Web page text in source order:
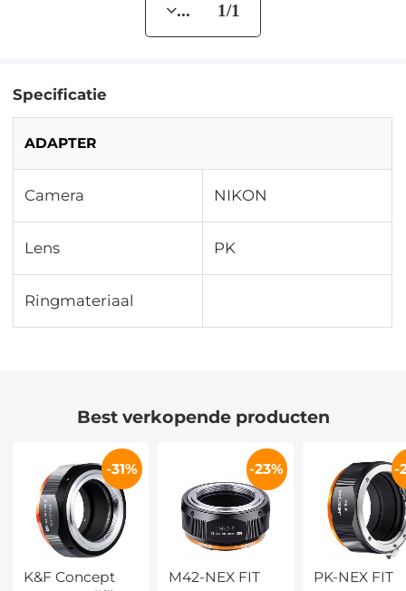
... 1/1
Specificatie
ADAPTER
Camera NIKON
Lens PK
Ringmateriaal
Best verkopende producten
-31%
K&F Concept
-23%
M42-NEX FIT
-
PK-NEX FIT